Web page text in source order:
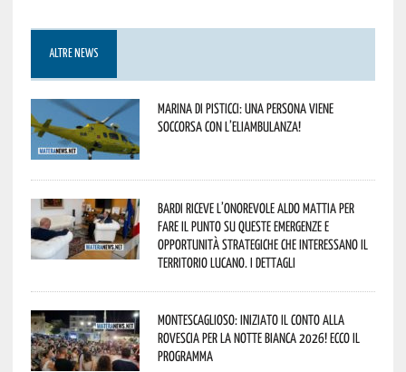
ALTRE NEWS
Marina di Pisticci: una persona viene
soccorsa con l’eliambulanza!
Bardi riceve l’onorevole Aldo Mattia per
fare il punto su queste emergenze e
opportunità strategiche che interessano il
territorio lucano. I dettagli
Montescaglioso: iniziato il conto alla
rovescia per la Notte Bianca 2026! Ecco il
programma